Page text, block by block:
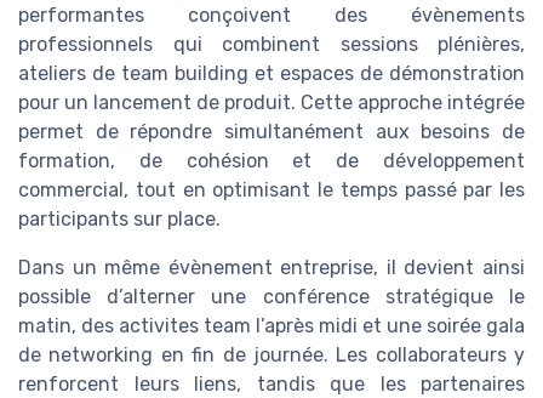
performantes conçoivent des évènements
professionnels qui combinent sessions plénières,
ateliers de team building et espaces de démonstration
pour un lancement de produit. Cette approche intégrée
permet de répondre simultanément aux besoins de
formation, de cohésion et de développement
commercial, tout en optimisant le temps passé par les
participants sur place.
Dans un même évènement entreprise, il devient ainsi
possible d’alterner une conférence stratégique le
matin, des activites team l’après midi et une soirée gala
de networking en fin de journée. Les collaborateurs y
renforcent leurs liens, tandis que les partenaires